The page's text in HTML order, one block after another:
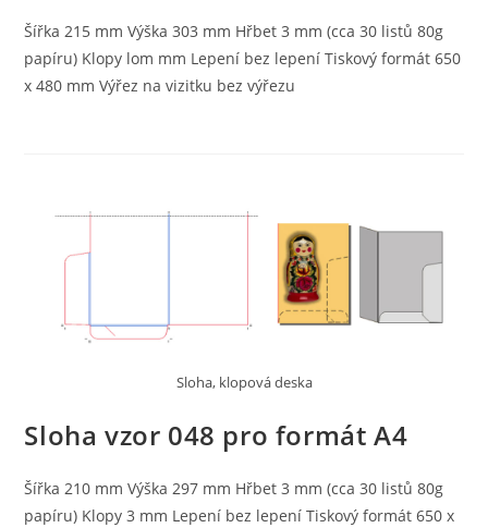
Šířka 215 mm Výška 303 mm Hřbet 3 mm (cca 30 listů 80g
papíru) Klopy lom mm Lepení bez lepení Tiskový formát 650
x 480 mm Výřez na vizitku bez výřezu
Sloha, klopová deska
Sloha vzor 048 pro formát A4
Šířka 210 mm Výška 297 mm Hřbet 3 mm (cca 30 listů 80g
papíru) Klopy 3 mm Lepení bez lepení Tiskový formát 650 x